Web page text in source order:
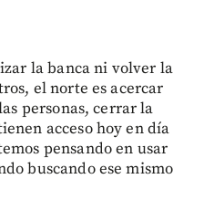
la banca ni volver la
el norte es acercar
personas, cerrar la
acceso hoy en día
pensando en usar
buscando ese mismo